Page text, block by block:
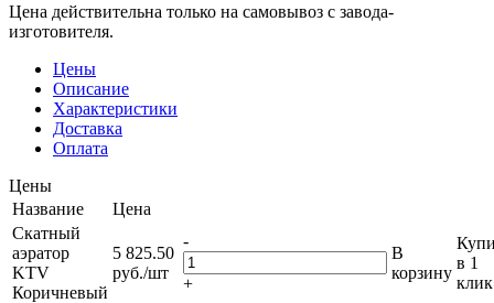
Цена действительна только на самовывоз с завода-
изготовителя.
Цены
Описание
Характеристики
Доставка
Оплата
Цены
Название
Цена
Скатный
аэратор
KTV
Коричневый
5 825.50
руб./шт
-
+
В
корзину
в 1
клик